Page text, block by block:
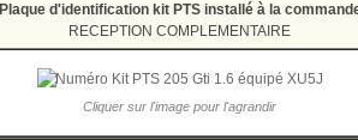
Plaque d'identification kit PTS installé à la
RECEPTION COMPLEMENTAIRE
Cliquer sur l'image pour l'agrandir